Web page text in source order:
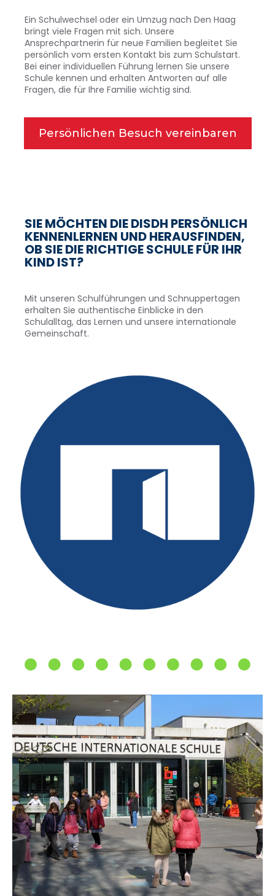
Ein Schulwechsel oder ein Umzug nach Den Haag
bringt viele Fragen mit sich. Unsere
Ansprechpartnerin für neue Familien begleitet Sie
persönlich vom ersten Kontakt bis zum Schulstart.
Bei einer individuellen Führung lernen Sie unsere
Schule kennen und erhalten Antworten auf alle
Fragen, die für Ihre Familie wichtig sind.
Persönlichen Besuch vereinbaren
SIE MÖCHTEN DIE DISDH PERSÖNLICH
KENNENLERNEN UND HERAUSFINDEN,
OB SIE DIE RICHTIGE SCHULE FÜR IHR
KIND IST?
Mit unseren Schulführungen und Schnuppertagen
erhalten Sie authentische Einblicke in den
Schulalltag, das Lernen und unsere internationale
Gemeinschaft.